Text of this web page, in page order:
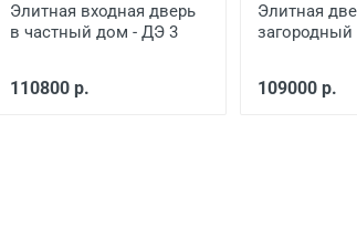
Элитная входная дверь
в частный дом - ДЭ 3
110800 р.
Элитная
109000 р.